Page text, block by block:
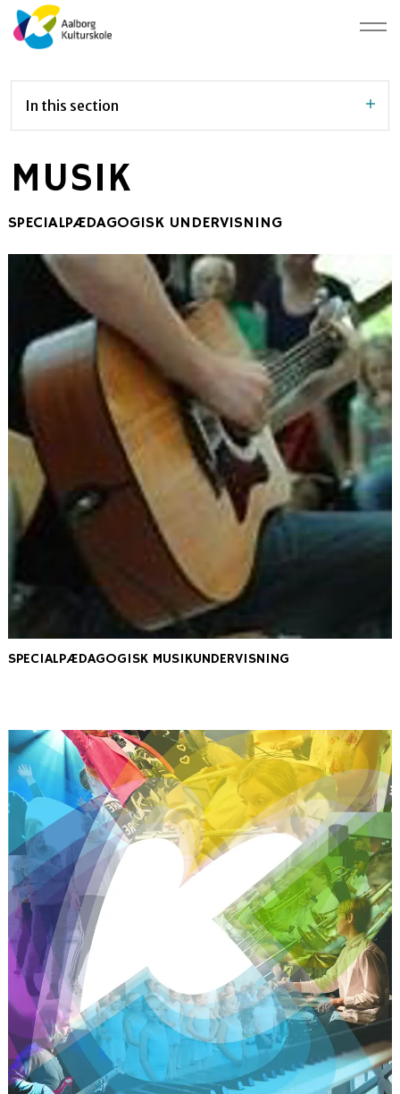
In this section
MUSIK
SPECIALPÆDAGOGISK UNDERVISNING
SPECIALPÆDAGOGISK MUSIKUNDERVISNING